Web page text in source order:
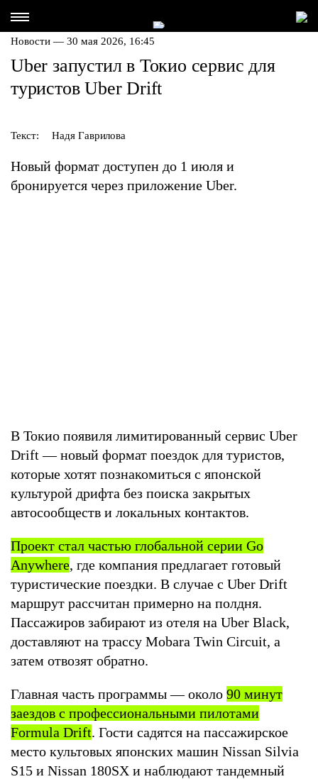
Новости — 30 мая 2026, 16:45
Uber запустил в Токио сервис для
туристов Uber Drift
Текст: Надя Гаврилова
Новый формат доступен до 1 июля и
бронируется через приложение Uber.
В Токио появиля лимитированный сервис Uber
Drift — новый формат поездок для туристов,
которые хотят познакомиться с японской
культурой дрифта без поиска закрытых
автосообществ и локальных контактов.
Проект стал частью глобальной серии Go
Anywhere, где компания предлагает готовый
туристические поездки. В случае с Uber Drift
маршрут рассчитан примерно на полдня.
Пассажиров забирают из отеля на Uber Black,
доставляют на трассу Mobara Twin Circuit, а
затем отвозят обратно.
Главная часть программы — около 90 минут
заездов с профессиональными пилотами
Formula Drift. Гости садятся на пассажирское
место культовых японских машин Nissan Silvia
S15 и Nissan 180SX и наблюдают тандемный